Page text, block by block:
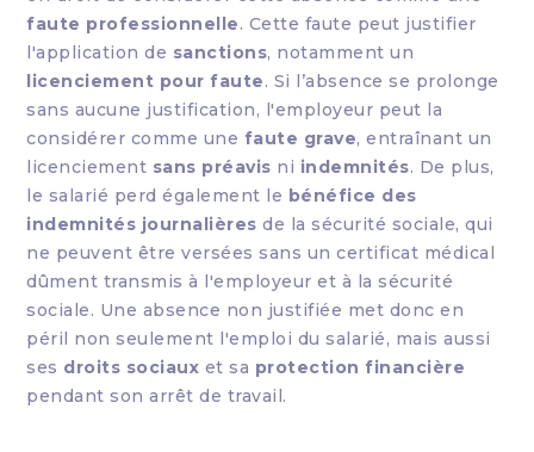
faute professionnelle. Cette faute peut justifier
l'application de sanctions, notamment un
licenciement pour faute. Si l’absence se prolonge
sans aucune justification, l'employeur peut la
considérer comme une faute grave, entraînant un
licenciement sans préavis ni indemnités. De plus,
le salarié perd également le bénéfice des
indemnités journalières de la sécurité sociale, qui
ne peuvent être versées sans un certificat médical
dûment transmis à l'employeur et à la sécurité
sociale. Une absence non justifiée met donc en
péril non seulement l'emploi du salarié, mais aussi
ses droits sociaux et sa protection financière
pendant son arrêt de travail.